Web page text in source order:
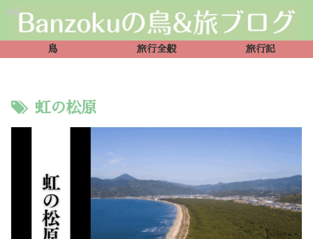
鳥 旅行全般 旅行記
虹の松原